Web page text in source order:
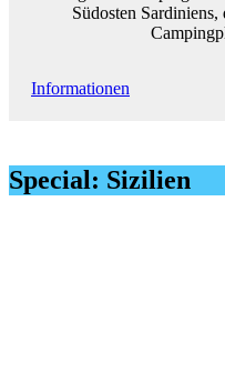
Südosten Sardiniens,
Informationen
Special: Sizilien